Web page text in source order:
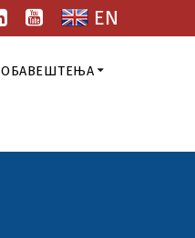
EN
ОБАВЕШТЕЊА